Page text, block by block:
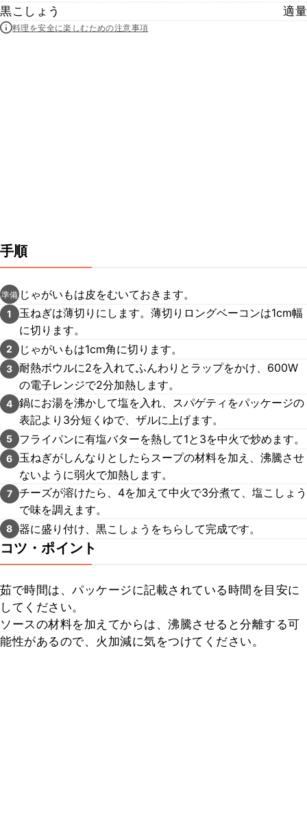
黒こしょう
適量
料理を安全に楽しむための注意事項
手順
準備 じゃがいもは皮をむいておきます。
1
玉ねぎは薄切りにします。薄切りロングベーコンは1cm幅
に切ります。
2 じゃがいもは1cm角に切ります。
3 耐熱ボウルに2を入れてふんわりとラップをかけ、600W
の電子レンジで2分加熱します。
4 鍋にお湯を沸かして塩を入れ、スパゲティをパッケージの
表記より3分短くゆで、ザルに上げます。
5 フライパンに有塩バターを熱して1と3を中火で炒めます。
6
玉ねぎがしんなりとしたらスープの材料を加え、沸騰させ
ないように弱火で加熱します。
7 チーズが溶けたら、4を加えて中火で3分煮て、塩こしょう
で味を調えます。
8 器に盛り付け、黒こしょうをちらして完成です。
コツ・ポイント
茹で時間は、パッケージに記載されている時間を目安に
してください。
ソースの材料を加えてからは、沸騰させると分離する可
能性があるので、火加減に気をつけてください。